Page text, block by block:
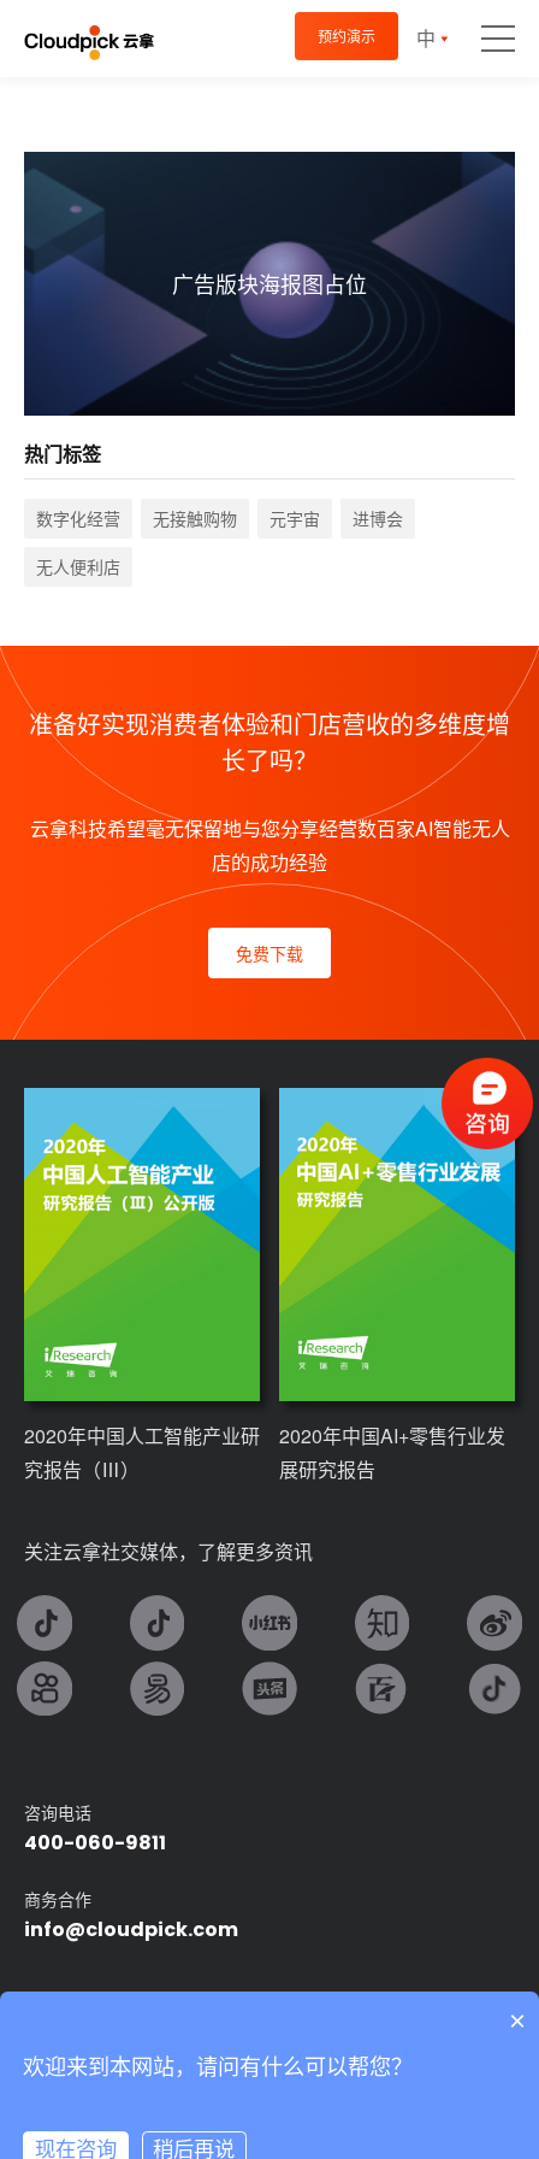
我们非常重视您的个人隐私，当您访问我们的网站时，请同意使用
预约演示 中
广告版块海报图占位
热门标签
数字化经营 无接触购物 元宇宙
进博会
无人便利店
准备好实现消费者体验和门店营收的多维度增
长了吗？
云拿科技希望毫无保留地与您分享经营数百家AI智能无人
店的成功经验
免费下载
2020年中国人工智能产业研
究报告（Ⅲ）
2020年中国AI+零售行业发
展研究报告
关注云拿社交媒体，了解更多资讯
咨询电话
400-060-9811
商务合作
info@cloudpick.com
24小时无人便利店 无人领用仓
17039527号-5
Powered by Yongsy
×
欢迎来到本网站，请问有什么可以帮您？
现在咨询 稍后再说